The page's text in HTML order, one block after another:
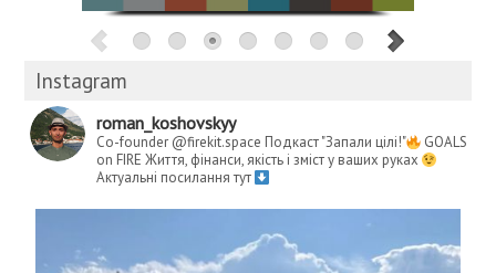
Instagram
roman_koshovskyy
Co-founder @firekit.space Подкаст "Запали цілі!"
GOALS
on FIRE Життя, фінанси, якість і зміст у ваших руках
Актуальні посилання тут